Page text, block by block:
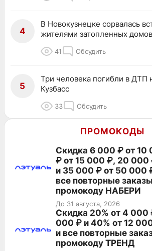
4
В Новокузнецке сорвалась
жителями затопленных домов
41 Обсудить
5
Три человека погибли в ДТП
Кузбасс
33 Обсудить
ПРОМОКОДЫ
Скидка 6 000 ₽ от 10
₽ от 15 000 ₽, 20 000
и 35 000 ₽ от 50 000
все повторные
промокоду НАБЕРИ
До 31 августа, 2026
Скидка 20% от 4 000
000 ₽ и 40% от 12
и все повторные
промокоду ТРЕНД